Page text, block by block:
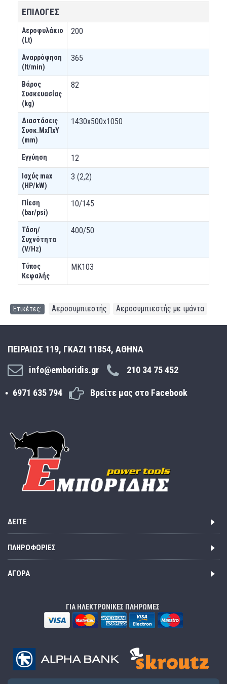
ΕΠΙΛΟΓΕΣ
Αεροφυλάκιο
(Lt)
200
Αναρρόφηση
(lt/min)
365
Βάρος
Συσκευασίας
(kg)
82
Διαστάσεις
Συσκ.ΜxΠxΥ
(mm)
1430x500x1050
Εγγύηση 12
Ισχύς max
(HP/kW)
3 (2,2)
Πίεση
(bar/psi)
10/145
Τάση/
Συχνότητα
(V/Hz)
400/50
Τύπος
Κεφαλής
MK103
Ετικέτες: Αεροσυμπιεστής Αεροσυμπιεστής με ιμάντα
ΠΕΙΡΑΙΩΣ 119, ΓΚΑΖΙ 11854, ΑΘΗΝΑ
info@emboridis.gr
210 34 75 452
6971 635 794 Βρείτε μας στο Facebook
ΔΕΊΤΕ
ΠΛΗΡΟΦΟΡΊΕΣ
ΑΓΟΡΆ
ΓΙΑ ΗΛΕΚΤΡΟΝΙΚΕΣ ΠΛΗΡΩΜΕΣ